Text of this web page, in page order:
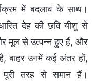
में बदलाव के साथ।
देह की छवि यीशु से
मूल से उत्पन्न हुए हैं, और
बाहर उनमें कई अंतर हों,
तरह से समान हैं।